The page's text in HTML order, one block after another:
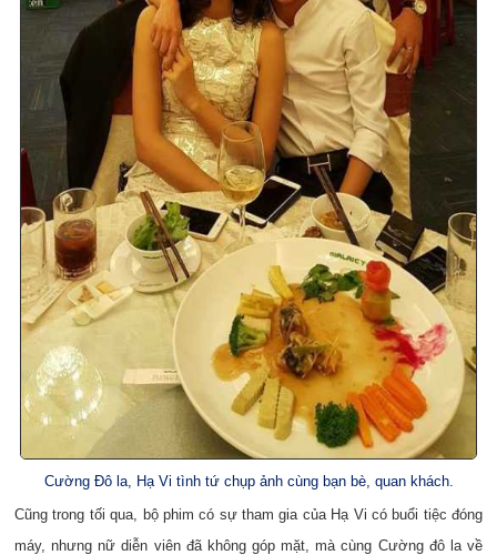
Cường Đô la, Hạ Vi tình tứ chụp ảnh cùng bạn bè, quan khách.
Cũng trong tối qua, bộ phim có sự tham gia của Hạ Vi có buổi tiệc đóng
máy, nhưng nữ diễn viên đã không góp mặt, mà cùng Cường đô la về